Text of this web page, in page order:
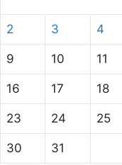
2 3 4
9 10 11
16 17 18
23 24 25
30 31